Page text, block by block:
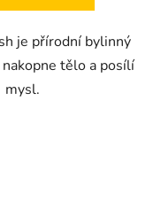
je přírodní bylinný
tělo a posílí
mysl.